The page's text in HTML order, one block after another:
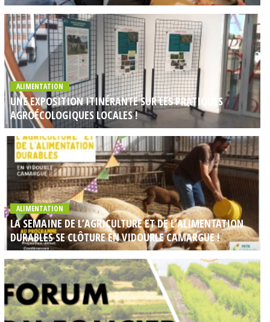
ALIMENTATION
UNE EXPOSITION ITINÉRANTE SUR LES PRATIQUES
AGROÉCOLOGIQUES LOCALES !
ALIMENTATION
LA SEMAINE DE L’AGRICULTURE ET DE L’ALIMENTATION
DURABLES SE CLÔTURE EN VIDOURLE CAMARGUE !